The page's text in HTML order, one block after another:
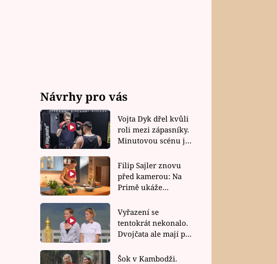
Návrhy pro vás
Vojta Dyk dřel kvůli
roli mezi zápasníky.
Minutovou scénu jel
Filip Sajler znovu
před kamerou: Na
Primě ukáže
rychlé recepty
Vyřazení se
tentokrát nekonalo.
Dvojčata ale mají po
závodu nůž na krku
Šok v Kambodži.